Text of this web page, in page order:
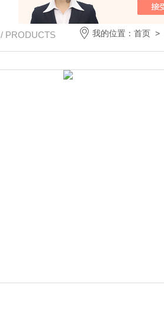
/ PRODUCTS 我的位置： 首页 >